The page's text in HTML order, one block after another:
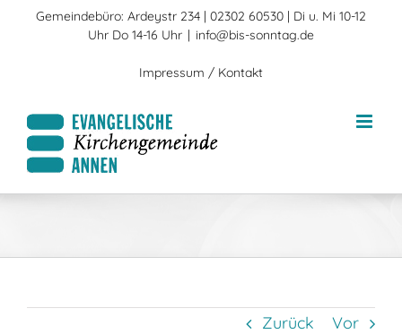
Gemeindebüro: Ardeystr 234 | 02302 60530 | Di u. Mi 10-12
Uhr Do 14-16 Uhr | info@bis-sonntag.de
Impressum / Kontakt
Zurück Vor